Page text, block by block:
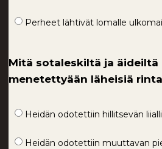
Perheet lähtivät lomalle
Mitä sotaleskiltä ja
menetettyään läheisiä
Heidän odotettiin hillitsevän
Heidän odotettiin muuttavan